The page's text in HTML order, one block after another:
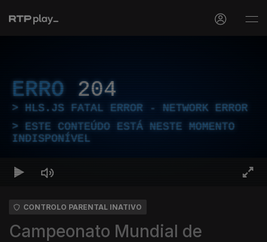
ERRO 204
HLS.JS FATAL ERROR - NETWORK ERROR
ESTE CONTEÚDO ESTÁ NESTE MOMENTO
INDISPONÍVEL
CONTROLO PARENTAL INATIVO
Campeonato Mundial de